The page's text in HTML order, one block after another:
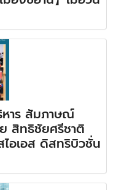
หาร สัมภาษณ์
สิทธิชัยศรีชาติ
อเอส ดิสทริบิวชั่น